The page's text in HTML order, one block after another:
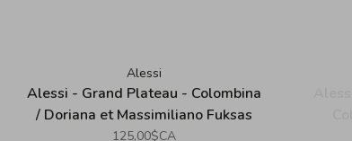
Alessi
Alessi - Grand Plateau - Colombina
/ Doriana et Massimiliano Fuksas
125,00$CA